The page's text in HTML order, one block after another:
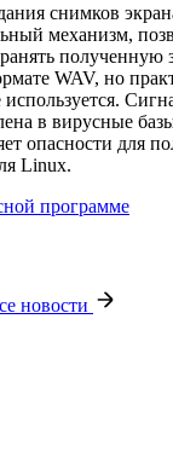
снимков
механизм,
полученную
WAV, но
в вирусные
опасности для
Linux.
программе
новости